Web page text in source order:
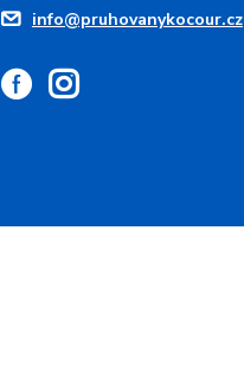
info@pruhovanykocour.cz